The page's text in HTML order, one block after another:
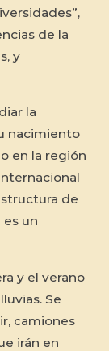
de la
y
la
nacimiento
en la región
de
un
y el verano
Se
camiones
irán en